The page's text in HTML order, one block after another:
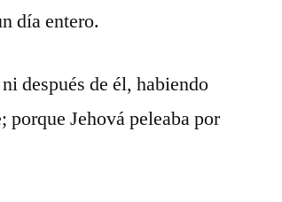
día entero.
después de él, habiendo
porque Jehová peleaba por